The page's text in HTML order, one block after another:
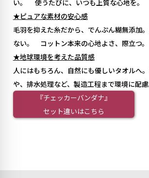
い。 使うたびに、いつも上質な心地を。
★ピュアな素材の安心感
毛羽を抑えた糸だから、でんぷん糊無添加
ない。 コットン本来の心地よさ、際立つ。
★地球環境を考えた品質感
人にはもちろん、自然にも優しいタオルへ
や、排水処理など、製造工程まで環境に配慮
『チェッカーバンダナ』
セット違いはこちら